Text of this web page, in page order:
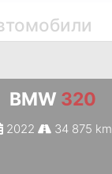
BMW 320
2022 34 875 km